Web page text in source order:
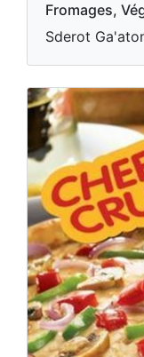
Fromages,
Sderot